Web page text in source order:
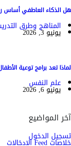
هل الذكاء العاطفي أساس
المناهج وطرق
يونيو 3, 2026
لماذا تعد برامج توعية
علم النفس
يونيو 6, 2026
آخر المواضيع
تسجيل الدخول
خلاصات Feed الإدخالات